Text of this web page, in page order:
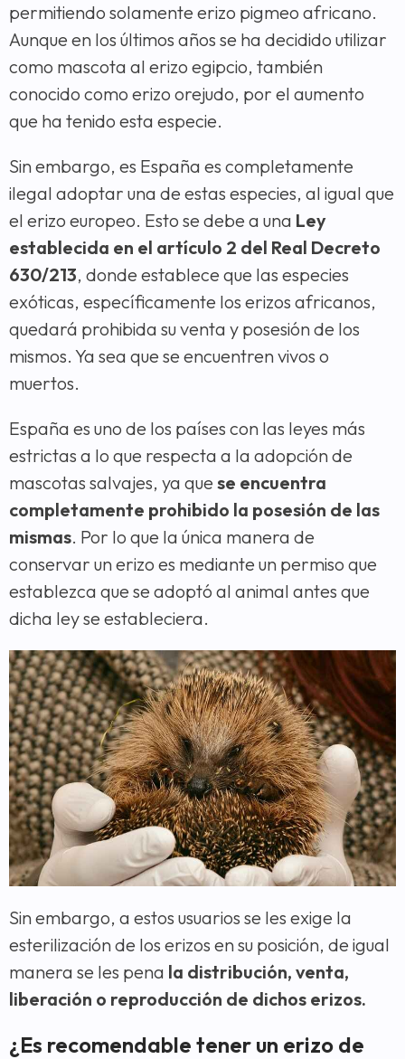
permitiendo solamente erizo pigmeo africano.
Aunque en los últimos años se ha decidido utilizar
como mascota al erizo egipcio, también
conocido como erizo orejudo, por el aumento
que ha tenido esta especie.
Sin embargo, es España es completamente
ilegal adoptar una de estas especies, al igual que
el erizo europeo. Esto se debe a una Ley
establecida en el artículo 2 del Real Decreto
630/213, donde establece que las especies
exóticas, específicamente los erizos africanos,
quedará prohibida su venta y posesión de los
mismos. Ya sea que se encuentren vivos o
muertos.
España es uno de los países con las leyes más
estrictas a lo que respecta a la adopción de
mascotas salvajes, ya que se encuentra
completamente prohibido la posesión de las
mismas. Por lo que la única manera de
conservar un erizo es mediante un permiso que
establezca que se adoptó al animal antes que
dicha ley se estableciera.
Sin embargo, a estos usuarios se les exige la
esterilización de los erizos en su posición, de igual
manera se les pena la distribución, venta,
liberación o reproducción de dichos erizos.
¿Es recomendable tener un erizo de